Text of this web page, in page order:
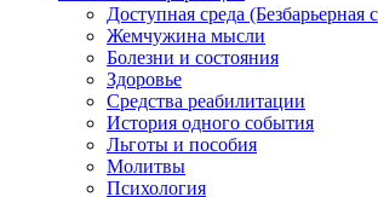
Доступная среда (Безбарьерная
Жемчужина мысли
Болезни и состояния
Здоровье
Средства реабилитации
История одного события
Льготы и пособия
Молитвы
Психология